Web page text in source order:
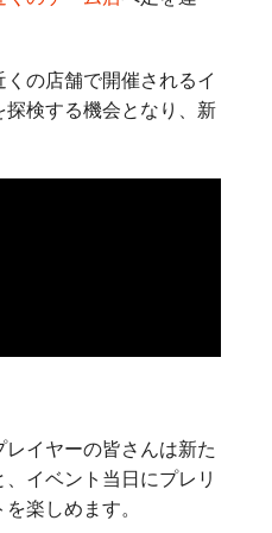
の店舗で開催されるイ
検する機会となり、新
イヤーの皆さんは新た
イベント当日にプレリ
楽しめます。